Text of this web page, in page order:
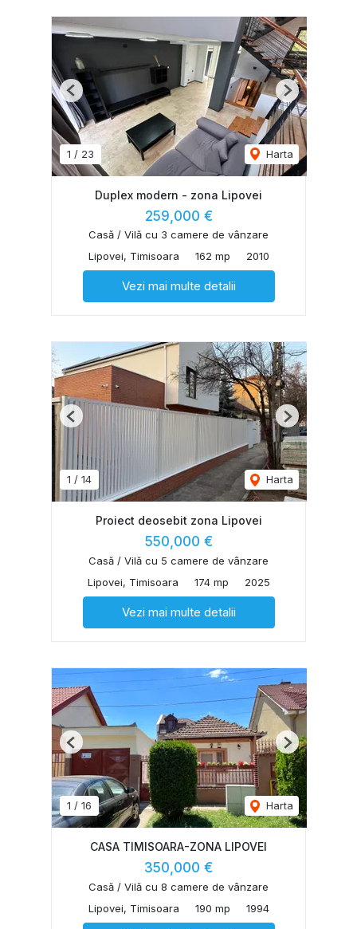
1 / 23 Harta
Previous Next
Duplex modern - zona Lipovei
259,000 €
Casă / Vilă cu 3 camere de vânzare
Lipovei, Timisoara
162 mp 2010
Vezi mai multe detalii
1 / 14 Harta
Previous Next
Proiect deosebit zona Lipovei
550,000 €
Casă / Vilă cu 5 camere de vânzare
Lipovei, Timisoara
174 mp 2025
Vezi mai multe detalii
1 / 16 Harta
Previous Next
CASA TIMISOARA-ZONA LIPOVEI
350,000 €
Casă / Vilă cu 8 camere de vânzare
Lipovei, Timisoara
190 mp 1994